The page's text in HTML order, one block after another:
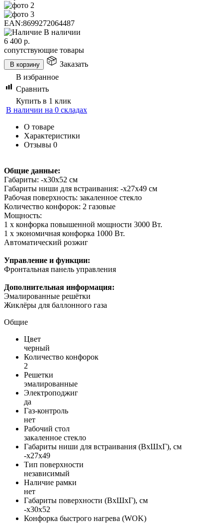
EAN:8699272064487
В наличии
6 400 р.
сопутствующие товары
В корзину
Заказать
В избранное
Сравнить
Купить в 1 клик
В наличии на 0 складах
О товаре
Характеристики
Отзывы 0
Общие данные:
Габариты: -х30х52 см
Габариты ниши для встраивания: -х27х49 см
Рабочая поверхность: закаленное стекло
Количество конфорок: 2 газовые
Мощность:
1 х конфорка повышенной мощности 3000 Вт.
1 x экономичная конфорка 1000 Вт.
Автоматический розжиг
Управление и функции:
Фронтальная панель управления
Дополнительная информация:
Эмалированные решётки
Жиклёры для баллонного газа
Общие
Цвет
черный
Количество конфорок
2
Решетки
эмалированные
Электроподжиг
да
Газ-контроль
нет
Рабочий стол
закаленное стекло
Габариты ниши для встраивания (ВxШxГ), см
-x27x49
Тип поверхности
независимый
Наличие рамки
нет
Габариты поверхности (ВxШxГ), см
-x30x52
Конфорка быстрого нагрева (WOK)